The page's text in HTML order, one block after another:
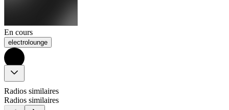
En cours
electrolounge
Radios similaires
Radios similaires